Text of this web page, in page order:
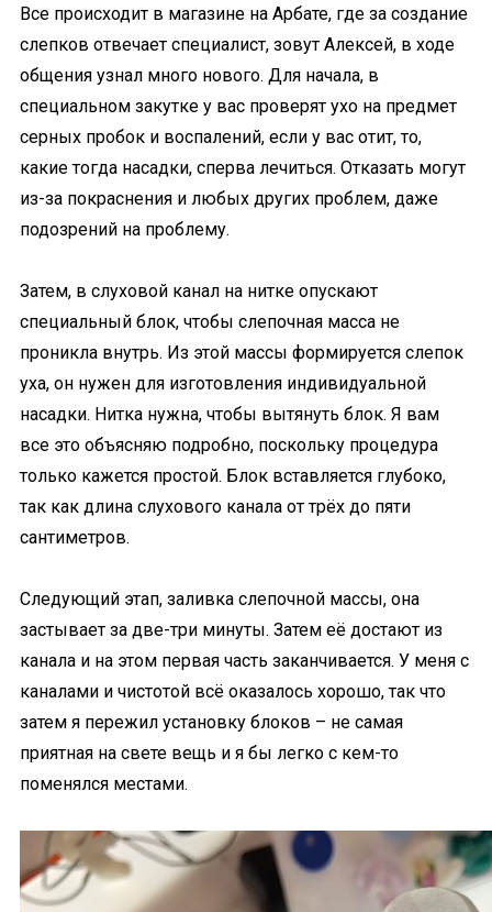
Все происходит в магазине на Арбате, где за создание
слепков отвечает специалист, зовут Алексей, в ходе
общения узнал много нового. Для начала, в
специальном закутке у вас проверят ухо на предмет
серных пробок и воспалений, если у вас отит, то,
какие тогда насадки, сперва лечиться. Отказать могут
из-за покраснения и любых других проблем, даже
подозрений на проблему.
Затем, в слуховой канал на нитке опускают
специальный блок, чтобы слепочная масса не
проникла внутрь. Из этой массы формируется слепок
уха, он нужен для изготовления индивидуальной
насадки. Нитка нужна, чтобы вытянуть блок. Я вам
все это объясняю подробно, поскольку процедура
только кажется простой. Блок вставляется глубоко,
так как длина слухового канала от трёх до пяти
сантиметров.
Следующий этап, заливка слепочной массы, она
застывает за две-три минуты. Затем её достают из
канала и на этом первая часть заканчивается. У меня с
каналами и чистотой всё оказалось хорошо, так что
затем я пережил установку блоков – не самая
приятная на свете вещь и я бы легко с кем-то
поменялся местами.